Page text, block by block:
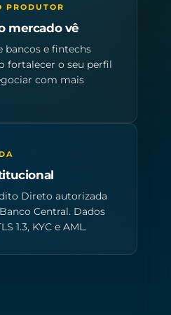
PRODUTOR
mercado vê
bancos e fintechs
fortalecer o seu perfil
com mais
Direto autorizada
Central. Dados
1.3, KYC e AML.